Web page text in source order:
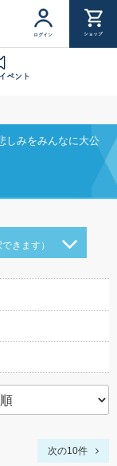
ログイン ショップ
ベント
しみをみんなに大公
きます）
次の10件